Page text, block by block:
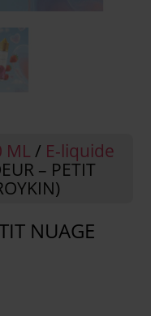
ML / E-liquide
– PETIT
NUAGE